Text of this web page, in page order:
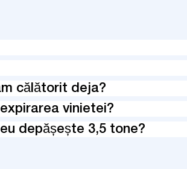
călătorit deja?
vinietei?
depășește 3,5 tone?